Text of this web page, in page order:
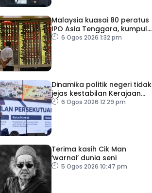
Malaysia kuasai 80 peratus
IPO Asia Tenggara, kumpul
AS$1.4 bilion separuh
6 Ogos 2026 1:32 pm
Dinamika politik negeri tidak
jejas kestabilan Kerajaan
Perpaduan Persekutuan –
6 Ogos 2026 12:29 pm
Terima kasih Cik Man
‘warnai’ dunia seni
5 Ogos 2026 10:47 pm